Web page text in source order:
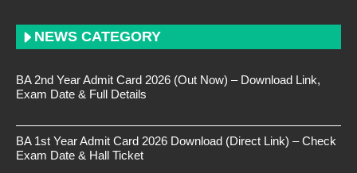
NEWS CATEGORY
BA 2nd Year Admit Card 2026 (Out Now) – Download Link,
Exam Date & Full Details
BA 1st Year Admit Card 2026 Download (Direct Link) – Check
Exam Date & Hall Ticket